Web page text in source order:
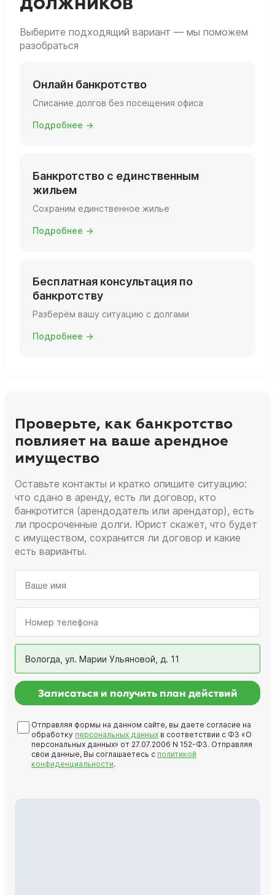
Выберите подходящий вариант — мы поможем
разобраться
Онлайн банкротство
Списание долгов без посещения офиса
Подробнее →
Банкротство с единственным
жильем
Сохраним единственное жилье
Подробнее →
Бесплатная консультация по
банкротству
Разберём вашу ситуацию с долгами
Подробнее →
Проверьте, как банкротство
повлияет на ваше арендное
имущество
Оставьте контакты и кратко опишите ситуацию:
что сдано в аренду, есть ли договор, кто
банкротится (арендодатель или арендатор), есть
ли просроченные долги. Юрист скажет, что будет
с имуществом, сохранится ли договор и какие
есть варианты.
Вологда, ул. Марии Ульяновой, д. 11
Записаться и получить план действий
Отправляя формы на данном сайте, вы даете согласие на
обработку персональных данных в соответствии с ФЗ «О
персональных данных» от 27.07.2006 N 152-ФЗ. Отправляя
свои данные, Вы соглашаетесь с политикой
конфиденциальности.